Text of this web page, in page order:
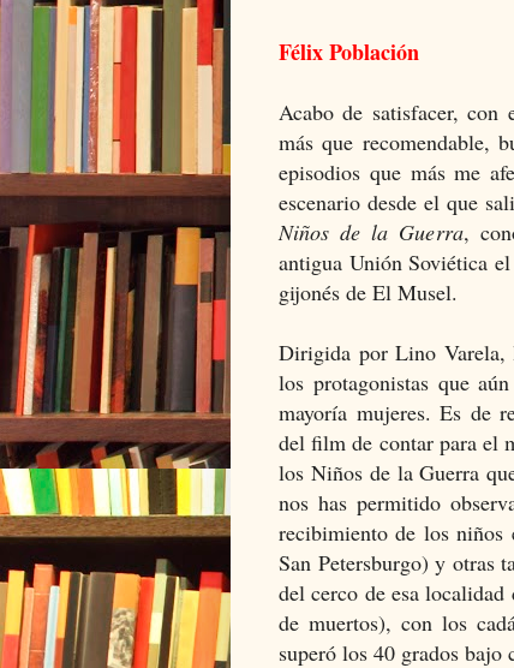
Félix Población
Acabo de satisfacer, con
más que recomendable,
episodios que más me
escenario desde el que
Niños de la Guerra,
antigua Unión Soviética
gijonés de El Musel.
Dirigida por Lino Varela,
los protagonistas que
mayoría mujeres. Es de
del film de contar para el
los Niños de la Guerra
nos has permitido
recibimiento de los niños
San Petersburgo) y otras
del cerco de esa
de muertos), con los
superó los 40 grados bajo